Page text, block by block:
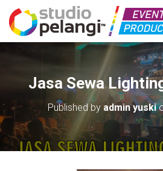
Jasa Sewa
Published byadmin yuski